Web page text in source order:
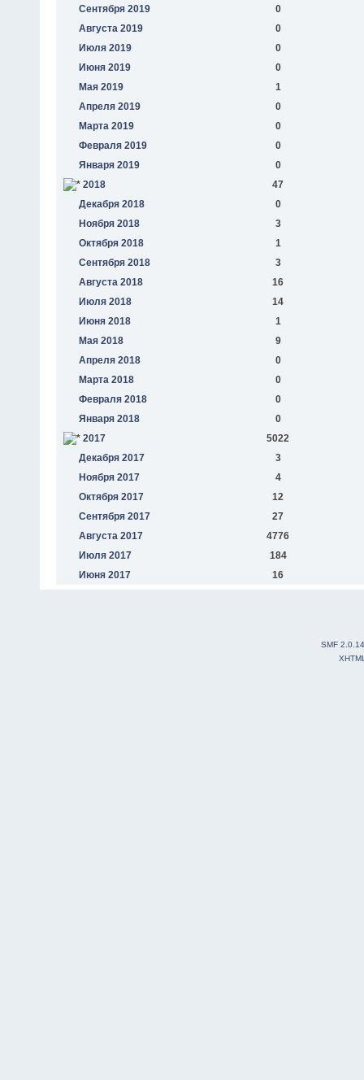
Сентября 2019
0
Августа 2019
0
Июля 2019
0
Июня 2019
0
Мая 2019
1
Апреля 2019
0
Марта 2019
0
Февраля 2019
0
Января 2019
0
2018
47
Декабря 2018
0
Ноября 2018
3
Октября 2018
1
Сентября 2018
3
Августа 2018
16
Июля 2018
14
Июня 2018
1
Мая 2018
9
Апреля 2018
0
Марта 2018
0
Февраля 2018
0
Января 2018
0
2017
5022
Декабря 2017
3
Ноября 2017
4
Октября 2017
12
Сентября 2017
27
Августа 2017
4776
Июля 2017
184
Июня 2017
16
SMF 2.0.14